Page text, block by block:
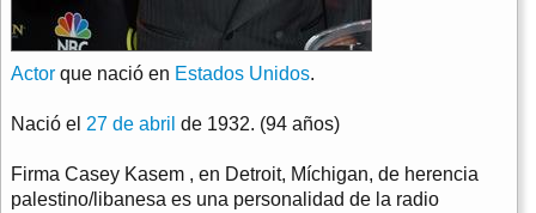
Actor que nació en Estados Unidos.
Nació el 27 de abril de 1932. (94 años)
Firma Casey Kasem , en Detroit, Míchigan, de herencia
palestino/libanesa es una personalidad de la radio